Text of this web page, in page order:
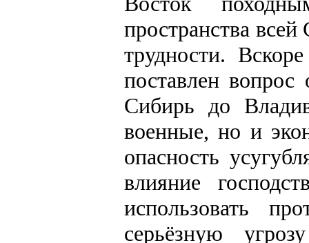
пространства
трудности.
поставлен вопрос
Сибирь до
военные, но и
опасность
влияние
использовать
серьёзную